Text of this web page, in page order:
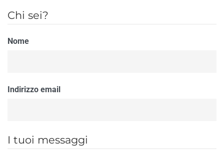
Chi sei?
Nome
Indirizzo email
I tuoi messaggi